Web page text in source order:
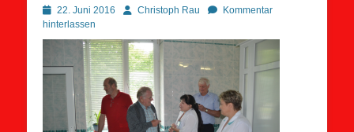
Posted
on
22. Juni 2016 AutorChristoph Rau
Kommentar
hinterlassen